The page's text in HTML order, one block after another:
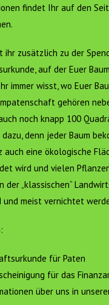
findet Ihr auf den
ihr zusätzlich zu der
auf der Euer
immer wisst, wo Euer
gehören
noch knapp 100
denn jeder Baum
auch eine ökologische
wird und vielen
der „klassischen“
und meist vernichtet
für Paten
für das
über uns in